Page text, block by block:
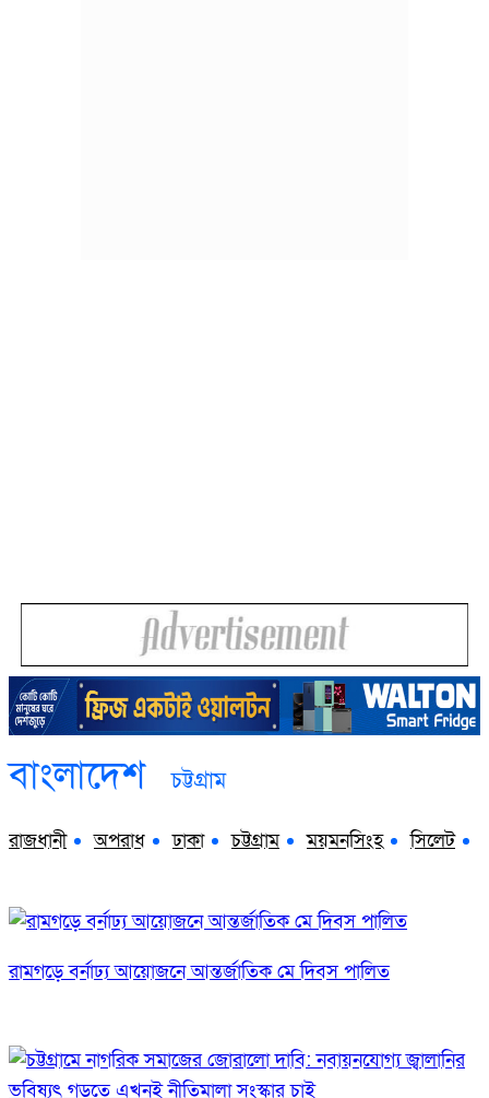
বাংলাদেশ চট্টগ্রাম
রাজধানী অপরাধ ঢাকা চট্টগ্রাম ময়মনসিংহ সিলেট
রামগড়ে বর্নাঢ্য আয়োজনে আন্তর্জাতিক মে দিবস পালিত